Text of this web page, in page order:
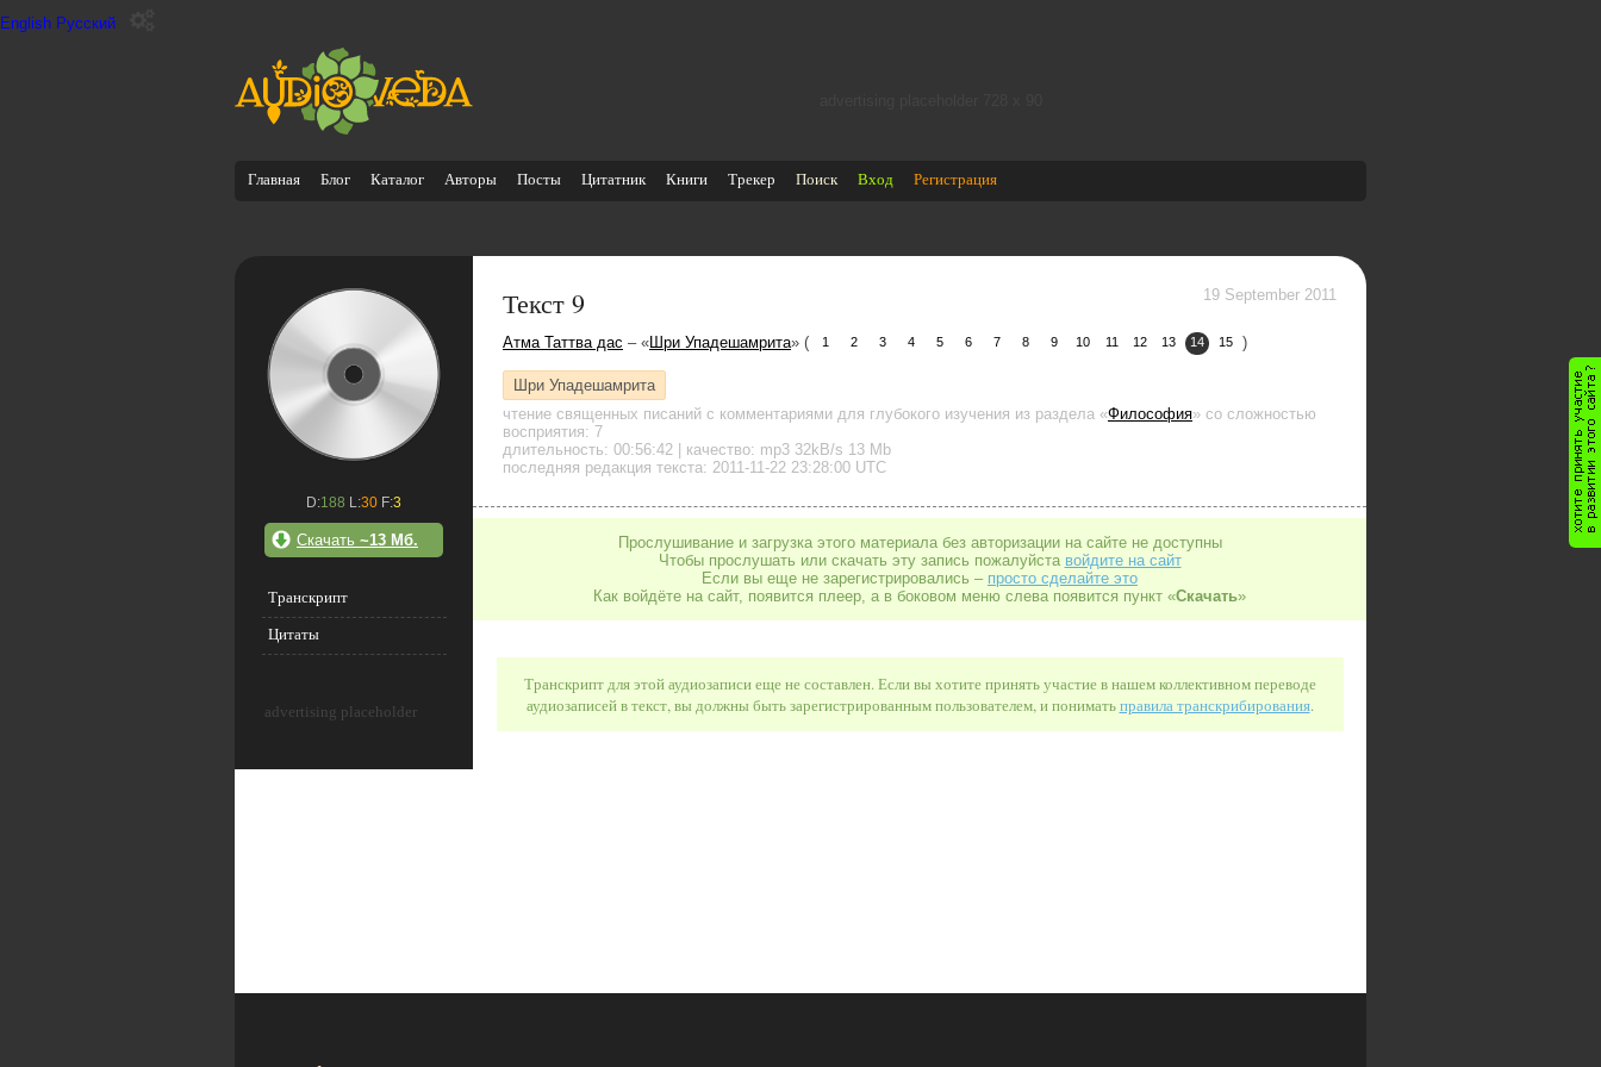
English Русский
Главная Блог Каталог Авторы Посты Цитатник Книги Трекер Поиск Вход Регистрация
D:188 L:30 F:3
Скачать ~13 Мб.
Транскрипт
Цитаты
advertising placeholder
Текст 9 19 September 2011
Атма Таттва дас – « Шри Упадешамрита» ( 1 2 3 4 5 6 7 8 9 10 11 12 13 14 15 )
Шри Упадешамрита
чтение священных писаний с комментариями для глубокого изучения из раздела «Философия» со сложностью
восприятия: 7
длительность: 00:56:42 | качество: mp3 32kB/s 13 Mb
последняя редакция текста: 2011-11-22 23:28:00 UTC
Прослушивание и загрузка этого материала без авторизации на сайте не доступны
Чтобы прослушать или скачать эту запись пожалуйста войдите на сайт
Если вы еще не зарегистрировались – просто сделайте это
Как войдёте на сайт, появится плеер, а в боковом меню слева появится пункт «Скачать»
Транскрипт для этой аудиозаписи еще не составлен. Если вы хотите принять участие в нашем коллективном переводе
аудиозаписей в текст, вы должны быть зарегистрированным пользователем, и пониматьправила транскрибирования.